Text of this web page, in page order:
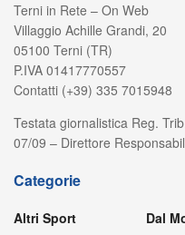
Terni in Rete – On Web
Villaggio Achille Grandi, 20
05100 Terni (TR)
P.IVA 01417770557
Contatti (+39) 335 7015948
Testata giornalistica Reg.
07/09 – Direttore
Categorie
Altri Sport
Dal